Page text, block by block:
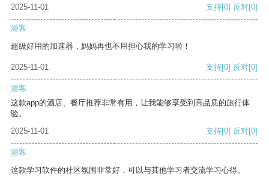
2025-11-01
支持[0] 反对[0]
游客
超级好用的加速器，妈妈再也不用担心我的学习啦！
2025-11-01 支持[0] 反对[0]
游客
这款app的酒店、餐厅推荐非常有用，让我能够享受到高品质的旅行体
验。
2025-11-01
支持[0] 反对[0]
游客
这款学习软件的社区氛围非常好，可以与其他学习者交流学习心得。